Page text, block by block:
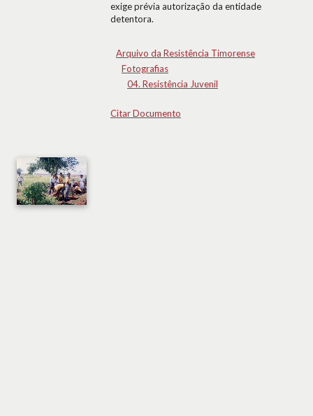
exige prévia autorização da entidade
detentora.
Arquivo da Resistência Timorense
Fotografias
04. Resistência Juvenil
Citar Documento